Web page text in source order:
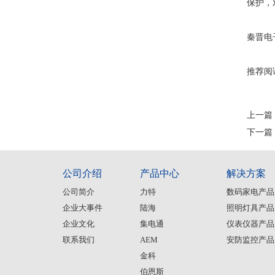
保护，
秦晋电
推荐阅
上一
下一篇
公司介绍
公司简介
企业大事件
企业文化
联系我们
产品中心
力特
陆海
集电通
AEM
金科
伯恩斯
解决方案
数码家电产品
照明灯具产品
仪表仪器产品
安防监控产品